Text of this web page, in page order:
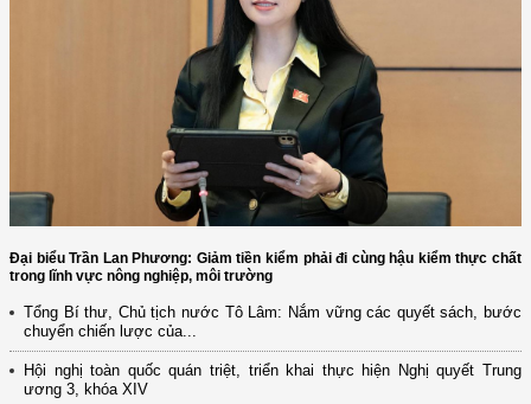
Đại biểu Trần Lan Phương: Giảm tiền kiểm phải đi cùng hậu kiểm thực chất
trong lĩnh vực nông nghiệp, môi trường
Tổng Bí thư, Chủ tịch nước Tô Lâm: Nắm vững các quyết sách, bước
chuyển chiến lược của...
Hội nghị toàn quốc quán triệt, triển khai thực hiện Nghị quyết Trung
ương 3, khóa XIV